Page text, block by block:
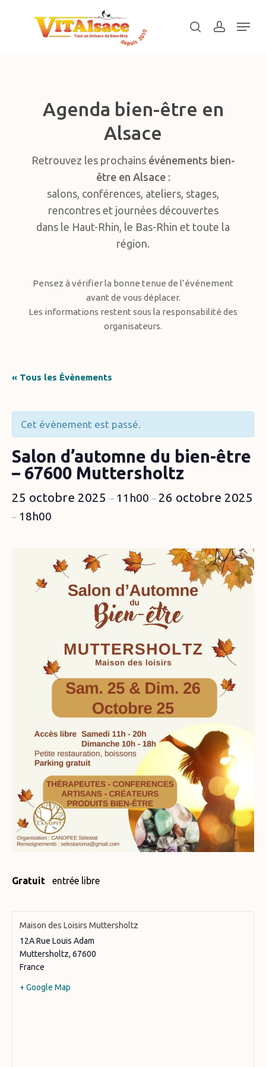
searchaccount
Menu
Agenda bien-être en
Alsace
Retrouvez les prochains événements bien-
être en Alsace:
salons, conférences, ateliers, stages,
rencontres et journées découvertes
dans le Haut-Rhin, le Bas-Rhin et toute la
région.
Pensez à vérifier la bonne tenue de l’événement
avant de vous déplacer.
Les informations restent sous la responsabilité des
organisateurs.
« Tous les Évènements
Cet évènement est passé.
Salon d’automne du bien-être
– 67600 Muttersholtz
25 octobre 2025 – 11h00 – 26 octobre 2025
– 18h00
Gratuit entrée libre
Maison des Loisirs Muttersholtz
12A Rue Louis Adam
Muttersholtz, 67600
France
+ Google Map